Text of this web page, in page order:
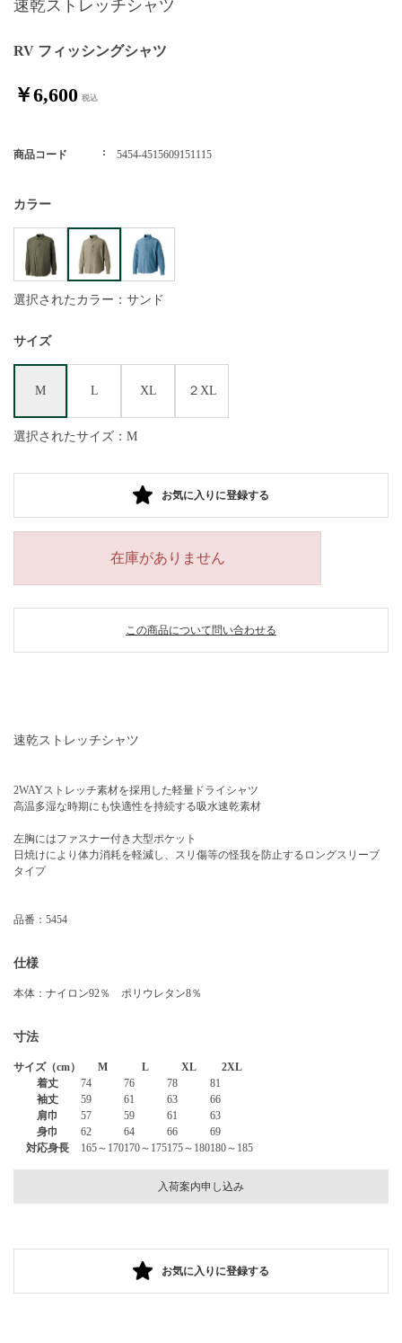
RV フィッシングシャツ
速乾ストレッチシャツ
￥6,600
商品コード 5454-4515609151115
カラー
選択されたカラー：サンド
サイズ
M L XL ２XL
選択されたサイズ：M
お気に入りに登録する
入荷案内申し込み
在庫がありません
この商品について問い合わせる
速乾ストレッチシャツ
2WAYストレッチ素材を採用した軽量ドライシャツ
高温多湿な時期にも快適性を持続する吸水速乾素材
左胸にはファスナー付き大型ポケット
日焼けにより体力消耗を軽減し、スリ傷等の怪我を防止するロングスリーブ
タイプ
品番：5454
仕様
本体：ナイロン92％ ポリウレタン8％
寸法
サイズ（cm） M L XL
2XL
着丈
74 76 78
81
袖丈
59 61 63
66
肩巾
57 59 61
63
身巾
62 64 66
69
対応身長
165～170170～175175～180180～185
お気に入りに登録する